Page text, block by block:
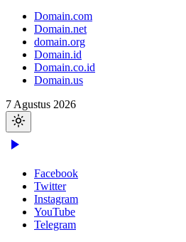
Domain.com
Domain.net
domain.org
Domain.id
Domain.co.id
Domain.us
7 Agustus 2026
Facebook
Twitter
Instagram
YouTube
Telegram